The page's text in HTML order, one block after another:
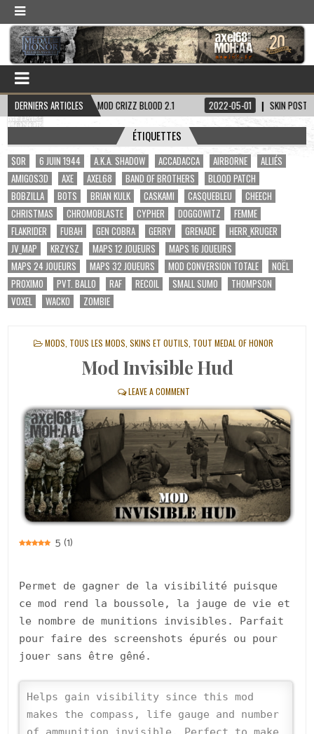
DERNIERS ARTICLES
05-17 MOD CRIZZ BLOOD 2.1 2022-05-01 SKIN POSTAL 2 DUDE
ÉTIQUETTES
$OR 6 JUIN 1944 A.K.A. SHADOW ACCADACCA AIRBORNE
ALLIÉS
AMIGOS3D
AXE AXEL68 BAND OF BROTHERS
BLOOD PATCH
BOBZILLA
BOTS BRIAN KULK CASKAMI CASQUEBLEU
CHEECH
CHRISTMAS
CHROMOBLASTE CYPHER DOGGOWITZ
FEMME
FLAKRIDER
FUBAH GEN COBRA GERRY GRENADE
HERR_KRUGER
JV_MAP
KRZYSZ MAPS 12 JOUEURS
MAPS 16 JOUEURS
MAPS 24 JOUEURS
MAPS 32 JOUEURS MOD CONVERSION TOTALE
NOËL
PROXIMO
PVT. BALLO RAF RECOIL SMALL SUMO
THOMPSON
VOXEL
WACKO ZOMBIE
POSTED
MODS TOUS LES MODS, SKINS ET OUTILS TOUT MEDAL OF HONOR
Mod Invisible Hud
LEAVE A COMMENT
5 (1)
Permet de gagner de la visibilité puisque
ce mod rend la boussole, la jauge de vie et
le nombre de munitions invisibles. Parfait
pour faire des screenshots épurés ou pour
jouer sans être gêné.
Helps gain visibility since this mod
makes the compass, life gauge and number